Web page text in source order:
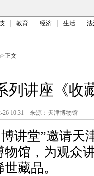
教育 经济 生活
>正文
列讲座《收
26 10:31 来源： 天津博物馆
堂”邀请天津
馆，为观众
藏品。